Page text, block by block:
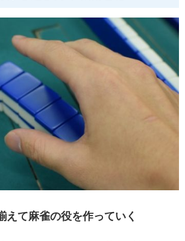
えて麻雀の役を作っていく